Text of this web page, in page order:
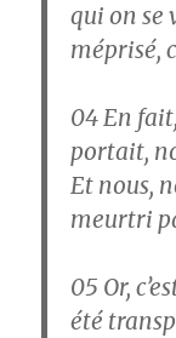
qui on se
méprisé,
04En
portait,
Et nous,
meurtri
05 Or,
été